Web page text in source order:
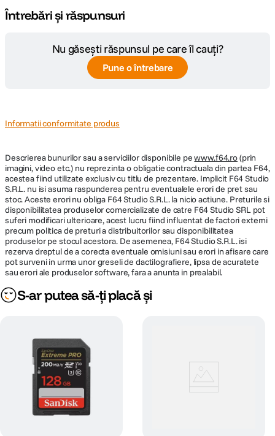
Întrebări și răspunsuri
Nu găsești răspunsul pe care îl cauți?
Pune o întrebare
Informatii conformitate produs
Descrierea bunurilor sau a serviciilor disponibile pewww.f64.ro(prin
imagini, video etc.) nu reprezinta o obligatie contractuala din partea F64,
acestea fiind utilizate exclusiv cu titlu de prezentare. Implicit F64 Studio
S.R.L. nu isi asuma raspunderea pentru eventualele erori de pret sau
stoc. Aceste erori nu obliga F64 Studio S.R.L. la nicio actiune. Preturile si
disponibilitatea produselor comercializate de catre F64 Studio SRL pot
suferi modificari ulterioare, acest lucru fiind influentat de factori externi
precum politica de preturi a distribuitorilor sau disponibilitatea
produselor pe stocul acestora. De asemenea, F64 Studio S.R.L. isi
rezerva dreptul de a corecta eventuale omisiuni sau erori in afisare care
pot surveni in urma unor greseli de dactilografiere, lipsa de acuratete
sau erori ale produselor software, fara a anunta in prealabil.
S-ar putea să-ți placă și